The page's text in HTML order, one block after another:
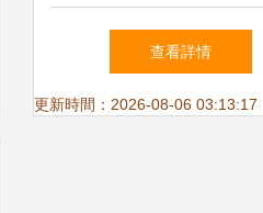
查看詳情
更新時間：2026-08-06 03:13:17